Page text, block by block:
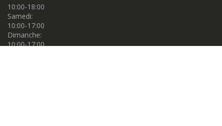
10:00-18:00
Samedi:
10:00-17:00
Dimanche:
10:00-17:00